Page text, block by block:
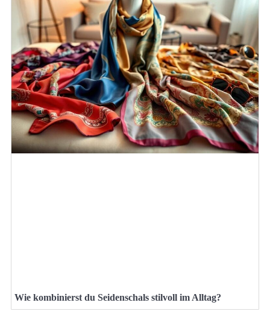
Wie kombinierst du Seidenschals stilvoll im Alltag?